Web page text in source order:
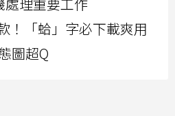
！「蛤」字必下載爽用
圖超Q